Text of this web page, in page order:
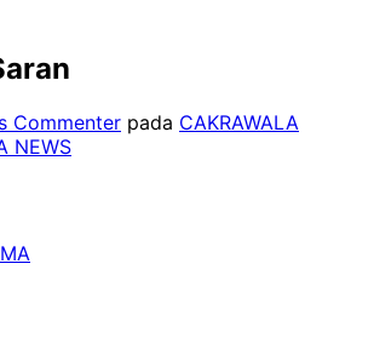
Commenter pada CAKRAWALA
NEWS